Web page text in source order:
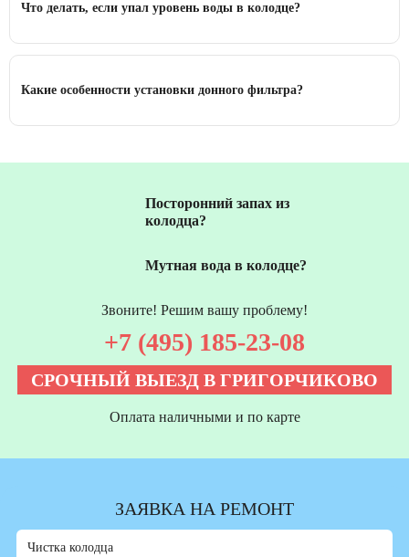
Что делать, если упал уровень воды в колодце?
Какие особенности установки донного фильтра?
Посторонний запах из
колодца?
Мутная вода в колодце?
Звоните! Решим вашу проблему!
+7 (495) 185-23-08
СРОЧНЫЙ ВЫЕЗД В ГРИГОРЧИКОВО
Оплата наличными и по карте
ЗАЯВКА НА РЕМОНТ